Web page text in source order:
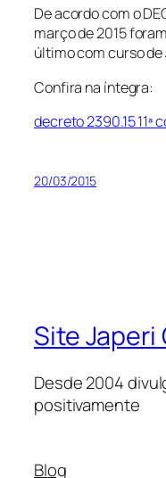
De acordo com o
março de 2015
último com curso de
Confira na íntegra:
decreto 2390.15 11ª
20/03/2015
Site Japeri
Desde 2004
positivamente
Blog